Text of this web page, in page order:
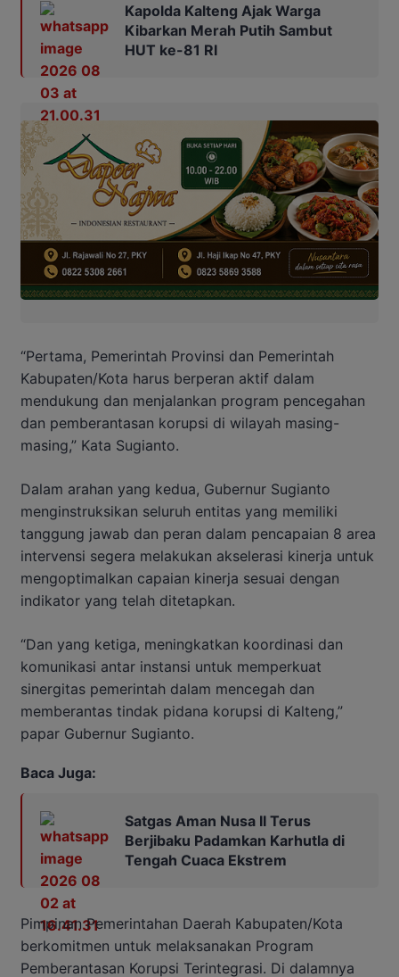
Kapolda Kalteng Ajak Warga
Kibarkan Merah Putih Sambut
HUT ke-81 RI
“Pertama, Pemerintah Provinsi dan Pemerintah
Kabupaten/Kota harus berperan aktif dalam
mendukung dan menjalankan program pencegahan
dan pemberantasan korupsi di wilayah masing-
masing,” Kata Sugianto.
Dalam arahan yang kedua, Gubernur Sugianto
menginstruksikan seluruh entitas yang memiliki
tanggung jawab dan peran dalam pencapaian 8 area
intervensi segera melakukan akselerasi kinerja untuk
mengoptimalkan capaian kinerja sesuai dengan
indikator yang telah ditetapkan.
“Dan yang ketiga, meningkatkan koordinasi dan
komunikasi antar instansi untuk memperkuat
sinergitas pemerintah dalam mencegah dan
memberantas tindak pidana korupsi di Kalteng,”
papar Gubernur Sugianto.
Baca Juga:
Satgas Aman Nusa II Terus
Berjibaku Padamkan Karhutla di
Tengah Cuaca Ekstrem
Pimpinan Pemerintahan Daerah Kabupaten/Kota
berkomitmen untuk melaksanakan Program
Pemberantasan Korupsi Terintegrasi. Di dalamnya